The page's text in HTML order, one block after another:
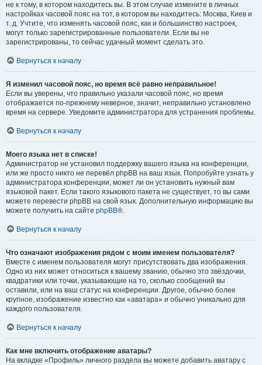
не к тому, в котором находитесь вы. В этом случае измените в личных
настройках часовой пояс на тот, в котором вы находитесь: Москва, Киев и
т. д. Учтите, что изменять часовой пояс, как и большинство настроек,
могут только зарегистрированные пользователи. Если вы не
зарегистрированы, то сейчас удачный момент сделать это.
Вернуться к началу
Я изменил часовой пояс, но время всё равно неправильное!
Если вы уверены, что правильно указали часовой пояс, но время
отображается по-прежнему неверное, значит, неправильно установлено
время на сервере. Уведомите администратора для устранения проблемы.
Вернуться к началу
Моего языка нет в списке!
Администратор не установил поддержку вашего языка на конференции,
или же просто никто не перевёл phpBB на ваш язык. Попробуйте узнать у
администратора конференции, может ли он установить нужный вам
языковой пакет. Если такого языкового пакета не существует, то вы сами
можете перевести phpBB на свой язык. Дополнительную информацию вы
можете получить на сайте phpBB®.
Вернуться к началу
Что означают изображения рядом с моим именем пользователя?
Вместе с именем пользователя могут присутствовать два изображения.
Одно из них может относиться к вашему званию, обычно это звёздочки,
квадратики или точки, указывающие на то, сколько сообщений вы
оставили, или на ваш статус на конференции. Другое, обычно более
крупное, изображение известно как «аватара» и обычно уникально для
каждого пользователя.
Вернуться к началу
Как мне включить отображение аватары?
На вкладке «Профиль» личного раздела вы можете добавить аватару с